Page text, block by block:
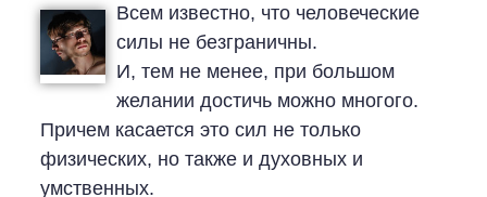
Всем известно, что человеческие
силы не безграничны.
И, тем не менее, при большом
желании достичь можно многого.
Причем касается это сил не только
физических, но также и духовных и
умственных.